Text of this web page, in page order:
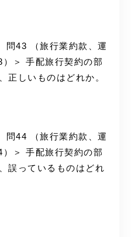
問43 （旅行業約款、運
＞ 手配旅行契約の部
正しいものはどれか。
問44 （旅行業約款、運
＞ 手配旅行契約の部
誤っているものはどれ